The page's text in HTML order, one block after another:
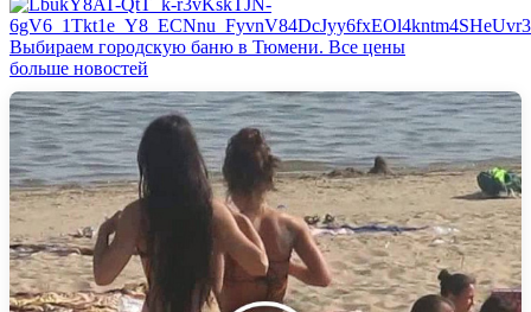
Выбираем городскую баню в Тюмени. Все цены
больше новостей